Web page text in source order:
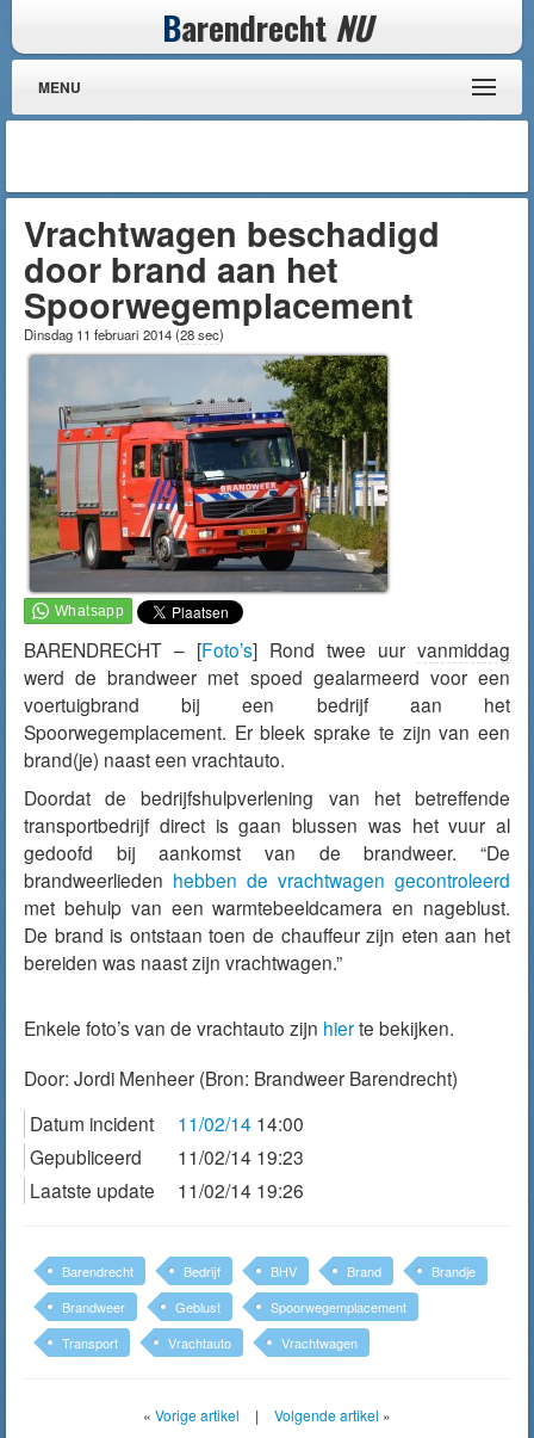
Barendrecht NU
MENU
Vrachtwagen beschadigd
door brand aan het
Spoorwegemplacement
Dinsdag 11 februari 2014(28 sec)
BARENDRECHT – [Foto’s] Rond twee uur vanmiddag
werd de brandweer met spoed gealarmeerd voor een
voertuigbrand bij een bedrijf aan het
Spoorwegemplacement. Er bleek sprake te zijn van een
brand(je) naast een vrachtauto.
Doordat de bedrijfshulpverlening van het betreffende
transportbedrijf direct is gaan blussen was het vuur al
gedoofd bij aankomst van de brandweer. “De
brandweerlieden hebben de vrachtwagen gecontroleerd
met behulp van een warmtebeeldcamera en nageblust.
De brand is ontstaan toen de chauffeur zijn eten aan het
bereiden was naast zijn vrachtwagen.”
Enkele foto’s van de vrachtauto zijn hierte bekijken.
Door: Jordi Menheer (Bron: Brandweer Barendrecht)
Datum incident
11/02/14 14:00
Gepubliceerd
11/02/14 19:23
Laatste update
11/02/14 19:26
Barendrecht Bedrijf BHV Brand
Brandje
Brandweer
Geblust
Spoorwegemplacement
Transport
Vrachtauto Vrachtwagen
« Vorige artikel | Volgende artikel »